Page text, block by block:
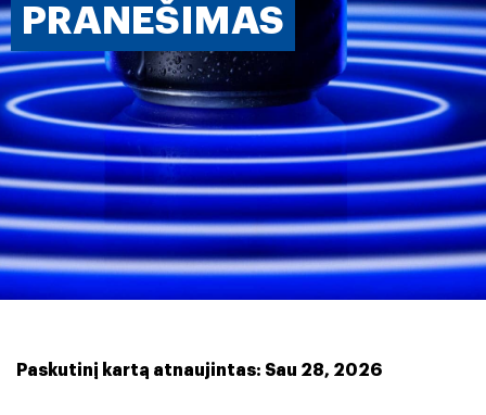
PRANEŠIMAS
Paskutinį kartą atnaujintas: Sau 28, 2026